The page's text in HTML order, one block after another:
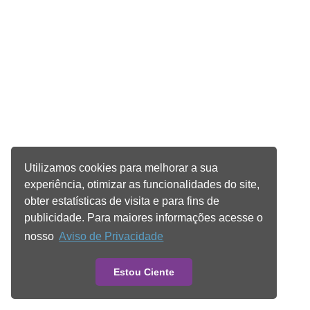
Utilizamos cookies para melhorar a sua
experiência, otimizar as funcionalidades do site,
obter estatísticas de visita e para fins de
publicidade. Para maiores informações acesse o
nosso Aviso de Privacidade
Estou Ciente